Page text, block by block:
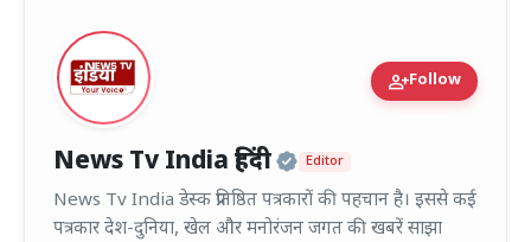
person_addFollow
News Tv India हिंदी Official | Verified
Editor
News Tv India डेस्क प्रतिष्ठित पत्रकारों की पहचान है। इससे कई
पत्रकार देश-दुनिया, खेल और मनोरंजन जगत की खबरें साझा